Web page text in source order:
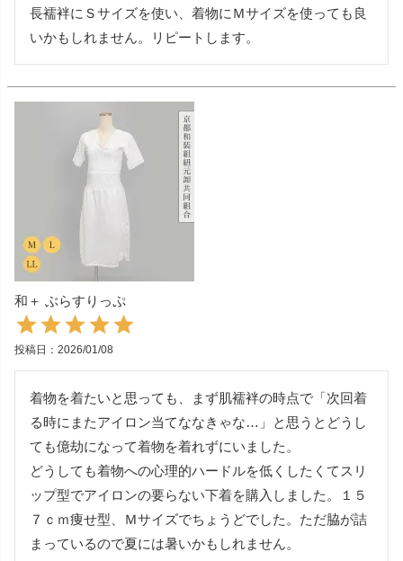
長襦袢にＳサイズを使い、着物にＭサイズを使っても良
いかもしれません。リピートします。
和＋ ぶらすりっぷ
投稿日 2026/01/08
着物を着たいと思っても、まず肌襦袢の時点で「次回着
る時にまたアイロン当てななきゃな…」と思うとどうし
ても億劫になって着物を着れずにいました。
どうしても着物への心理的ハードルを低くしたくてスリ
ップ型でアイロンの要らない下着を購入しました。１５
７ｃｍ痩せ型、Ｍサイズでちょうどでした。ただ脇が詰
まっているので夏には暑いかもしれません。